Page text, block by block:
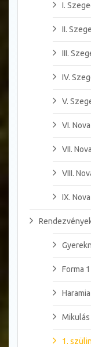
I.
II.
III.
IV.
V.
VI.
VII.
VIII.
IX.
Forma
1.